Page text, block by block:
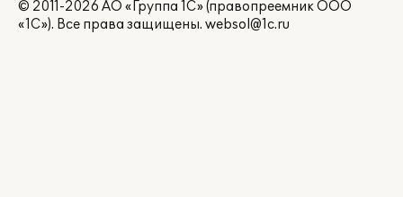
© 2011-2026 АО «Группа 1С» (правопреемник ООО
«1С»). Все права защищены. websol@1c.ru